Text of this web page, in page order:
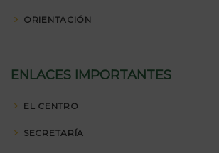
ORIENTACIÓN
ENLACES IMPORTANTES
EL CENTRO
SECRETARÍA